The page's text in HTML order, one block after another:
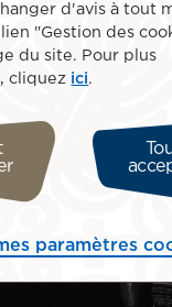
d'avis à tout
"Gestion des
du site. Pour plus
cliquez ici.
paramètres